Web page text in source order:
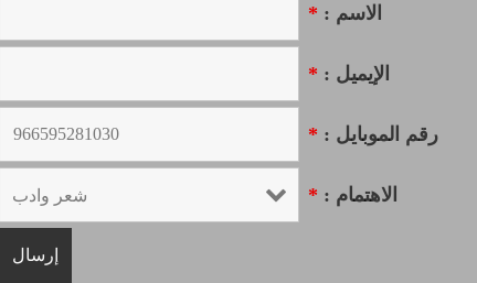
الاسم : *
الإيميل : *
رقم الموبايل : *
الاهتمام : *